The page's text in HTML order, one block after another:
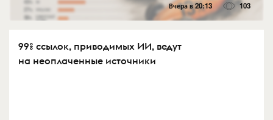
Вчера в 20:13 103
99% ссылок, приводимых ИИ, ведут
на неоплаченные источники